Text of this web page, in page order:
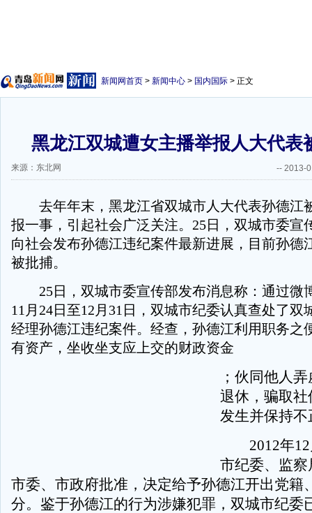
新闻网首页 > 新闻中心 > 国内国际 > 正文
黑龙江双城遭女主播举报人大代表
来源：东北网 -- 2013-
去年年末，黑龙江省双城市人大代表孙德江
报一事，引起社会广泛关注。25日，双城市委宣
向社会发布孙德江违纪案件最新进展，目前孙德
被批捕。
25日，双城市委宣传部发布消息称：通过微
11月24日至12月31日，双城市纪委认真查处了双
经理孙德江违纪案件。经查，孙德江利用职务之
有资产，坐收坐支应上交的财政资金
；伙同他人
退休，骗取
发生并保持
2012年12
市纪委、监
市委、市政府批准，决定给予孙德江开出党籍
分。鉴于孙德江的行为涉嫌犯罪，双城市纪委